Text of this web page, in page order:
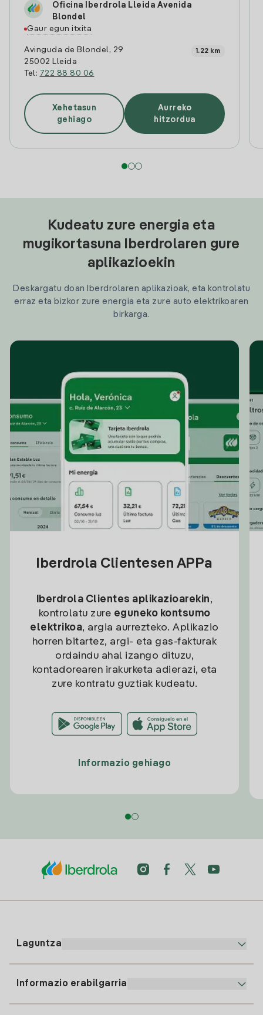
Oficina Iberdrola Lleida Avenida
Blondel
Gaur egun itxita
Avinguda de Blondel, 29
25002 Lleida
Tel: 722 88 80 06
1.22 km
Xehetasun
gehiago
Aurreko
hitzordua
Kudeatu zure energia eta
mugikortasuna Iberdrolaren gure
aplikazioekin
Deskargatu doan Iberdrolaren aplikazioak, eta kontrolatu
erraz eta bizkor zure energia eta zure auto elektrikoaren
birkarga.
Iberdrola Clientesen APPa
Iberdrola Clientes aplikazioarekin,
kontrolatu zure eguneko kontsumo
elektrikoa, argia aurrezteko. Aplikazio
horren bitartez, argi- eta gas-fakturak
ordaindu ahal izango dituzu,
kontadorearen irakurketa adierazi, eta
zure kontratu guztiak kudeatu.
Informazio gehiago
Laguntza
Informazio erabilgarria